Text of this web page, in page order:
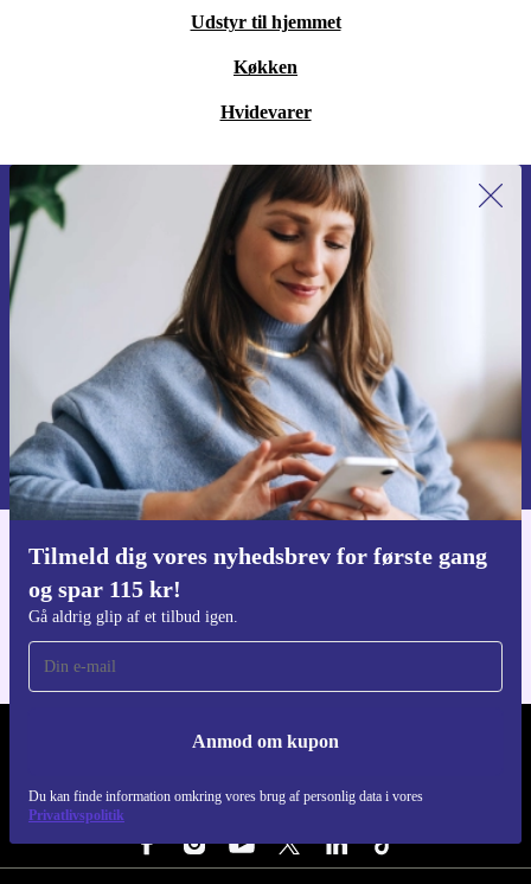
Udstyr til hjemmet
Køkken
Hvidevarer
Tilmeld dig vores nyhedsbrev for første gang
og spar 115 kr!
Gå aldrig glip af et tilbud igen.
Anmod om kupon
Du kan finde information omkring vores brug af personlig data i vores
Privatlivspolitik
Tilmeld dig vores nyhedsbrev for
første gang og spar 115 kr!
Gå aldrig glip af et tilbud igen.
Anmod om kupon
Du kan finde information omkring vores brug af personlig data i vores
Privatlivspolitik
Download refurbed appen
REFURBED DANMARK - RETHINK NEW.
FØLG OS